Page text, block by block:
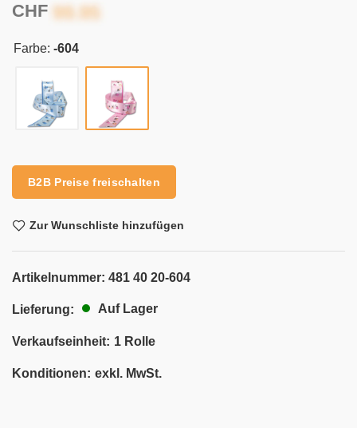
CHF
Farbe: -604
B2B Preise freischalten
Zur Wunschliste hinzufügen
Artikelnummer: 481 40 20-604
Lieferung: Auf Lager
Verkaufseinheit: 1 Rolle
Konditionen: exkl. MwSt.